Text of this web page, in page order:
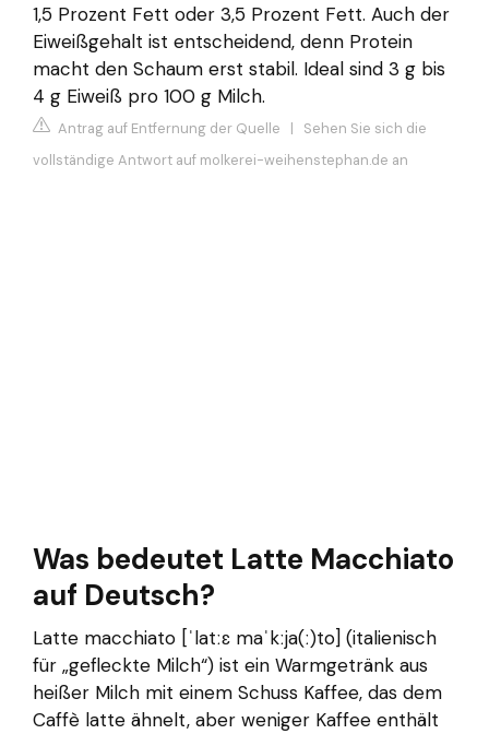
1,5 Prozent Fett oder 3,5 Prozent Fett. Auch der
Eiweißgehalt ist entscheidend, denn Protein
macht den Schaum erst stabil. Ideal sind 3 g bis
4 g Eiweiß pro 100 g Milch.
Antrag auf Entfernung der Quelle | Sehen Sie sich die
vollständige Antwort auf molkerei-weihenstephan.de an
Was bedeutet Latte Macchiato
auf Deutsch?
Latte macchiato ​[⁠ˈlatːɛ maˈkːja(ː)to⁠]​ (italienisch
für „gefleckte Milch“) ist ein Warmgetränk aus
heißer Milch mit einem Schuss Kaffee, das dem
Caffè latte ähnelt, aber weniger Kaffee enthält